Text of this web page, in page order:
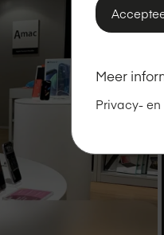
Meer
Privacy-